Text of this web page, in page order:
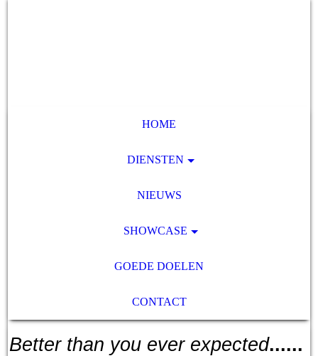
HOME
DIENSTEN
NIEUWS
SHOWCASE
GOEDE DOELEN
CONTACT
Better than you ever expected......